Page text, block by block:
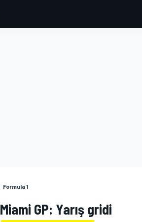
Formula 1
Miami GP: Yarış gridi